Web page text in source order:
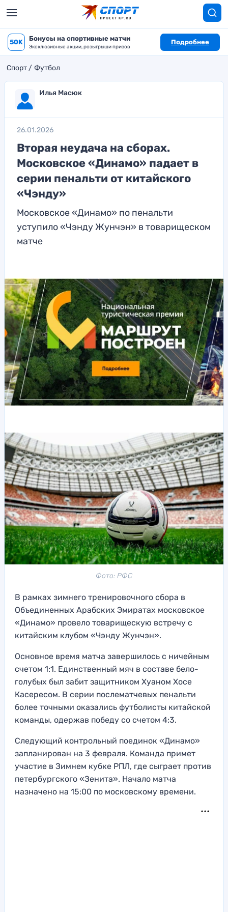
50K Бонусы на спортивные матчи
Эксклюзивные акции, розыгрыши призов
Подробнее
Спорт Футбол
Илья Масюк
26.01.2026
Вторая неудача на сборах.
Московское «Динамо» падает в
серии пенальти от китайского
«Чэнду»
Московское «Динамо» по пенальти
уступило «Чэнду Жунчэн» в товарищеском
матче
Фото: РФС
В рамках зимнего тренировочного сбора в
Объединенных Арабских Эмиратах московское
«Динамо» провело товарищескую встречу с
китайским клубом «Чэнду Жунчэн».
Основное время матча завершилось с ничейным
счетом 1:1. Единственный мяч в составе бело-
голубых был забит защитником Хуаном Хосе
Касересом. В серии послематчевых пенальти
более точными оказались футболисты китайской
команды, одержав победу со счетом 4:3.
Следующий контрольный поединок «Динамо»
запланирован на 3 февраля. Команда примет
участие в Зимнем кубке РПЛ, где сыграет против
петербургского «Зенита». Начало матча
назначено на 15:00 по московскому времени.